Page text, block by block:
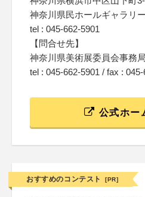
神奈川県民ホールギャラリー
tel : 045-662-5901
【問合せ先】
神奈川県美術展委員会事務局
tel : 045-662-5901 / fax :
公式ホー
おすすめのコンテスト [PR]